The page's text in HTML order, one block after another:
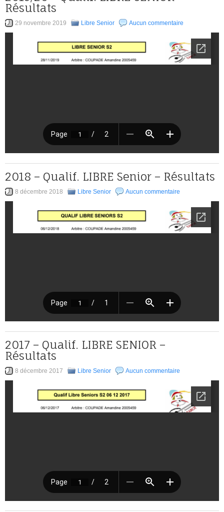
Résultats
29 novembre 2019 Libre Senior Aucun commentaire
2018 – Qualif. LIBRE Senior – Résultats
8 décembre 2018 Libre Senior Aucun commentaire
2017 – Qualif. LIBRE SENIOR –
Résultats
8 décembre 2017 Libre Senior Aucun commentaire